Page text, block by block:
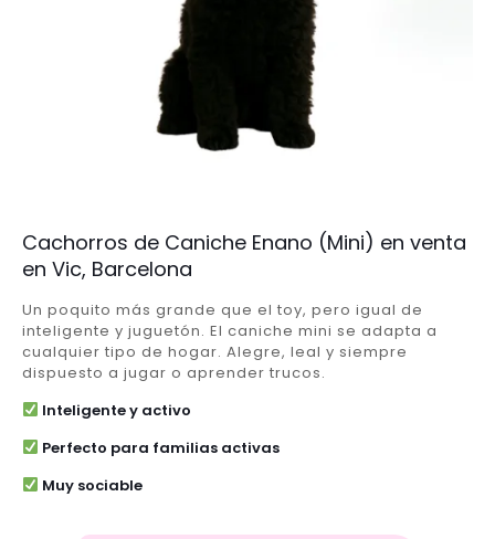
Cachorros de Caniche Enano (Mini) en venta
en Vic, Barcelona
Un poquito más grande que el toy, pero igual de
inteligente y juguetón. El caniche mini se adapta a
cualquier tipo de hogar. Alegre, leal y siempre
dispuesto a jugar o aprender trucos.
Inteligente y activo
Perfecto para familias activas
Muy sociable